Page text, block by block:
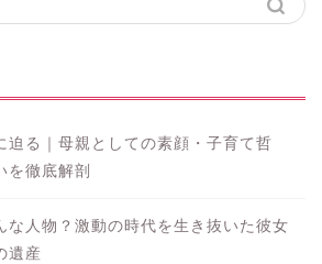
迫る｜母親としての素顔・子育て哲
を徹底解剖
な人物？激動の時代を生き抜いた彼女
遺産